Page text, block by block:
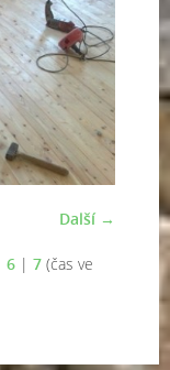
Další →
6 | 7 (čas ve